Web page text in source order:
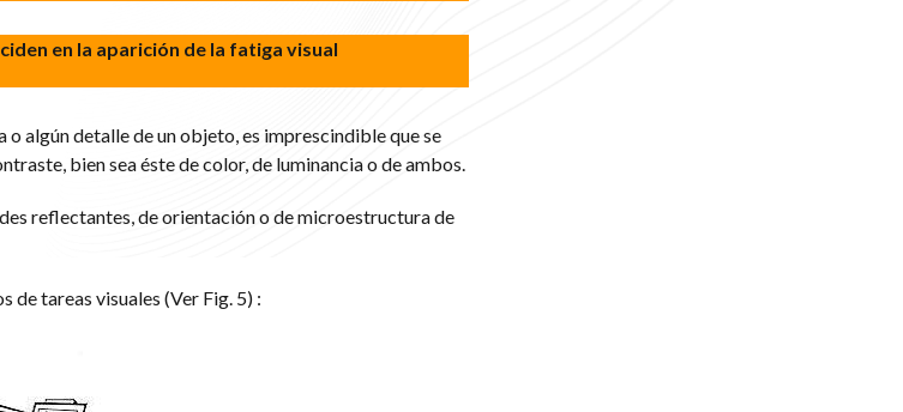
en la aparición de la fatiga visual
algún detalle de un objeto, es imprescindible que se
bien sea éste de color, de luminancia o de ambos.
reflectantes, de orientación o de microestructura de
de tareas visuales (Ver Fig. 5) :